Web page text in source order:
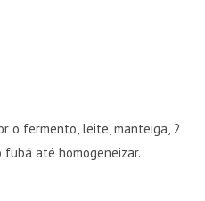
o fermento, leite, manteiga, 2
fubá até homogeneizar.